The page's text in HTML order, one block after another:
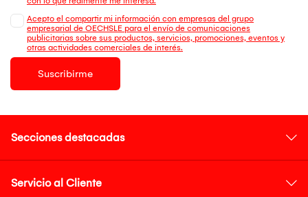
Acepto el compartir mi información con empresas del grupo
empresarial de OECHSLE para el envío de comunicaciones
publicitarias sobre sus productos, servicios, promociones, eventos y
otras actividades comerciales de interés.
Suscribirme
Secciones destacadas
Servicio al Cliente